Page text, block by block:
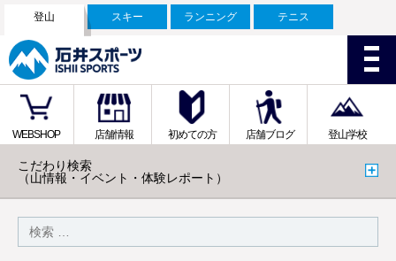
登山 スキー ランニング テニス
WEBSHOP 店舗情報 初めての方 店舗ブログ 登山学校
こだわり検索
（山情報・イベント・体験レポート）